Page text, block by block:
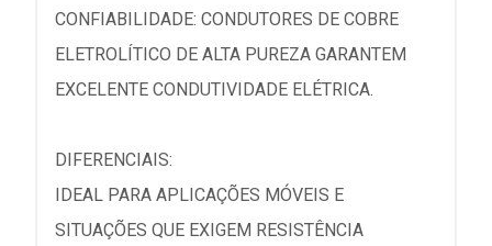
CONFIABILIDADE: CONDUTORES DE COBRE
ELETROLÍTICO DE ALTA PUREZA GARANTEM
EXCELENTE CONDUTIVIDADE ELÉTRICA.
DIFERENCIAIS:
IDEAL PARA APLICAÇÕES MÓVEIS E
SITUAÇÕES QUE EXIGEM RESISTÊNCIA